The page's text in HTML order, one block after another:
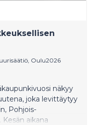
Oulu2026
näkyy
joka levittäytyy
Pohjois-
aikana